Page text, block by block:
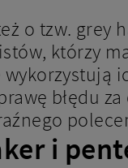
o tzw. grey
którzy
błędu
i